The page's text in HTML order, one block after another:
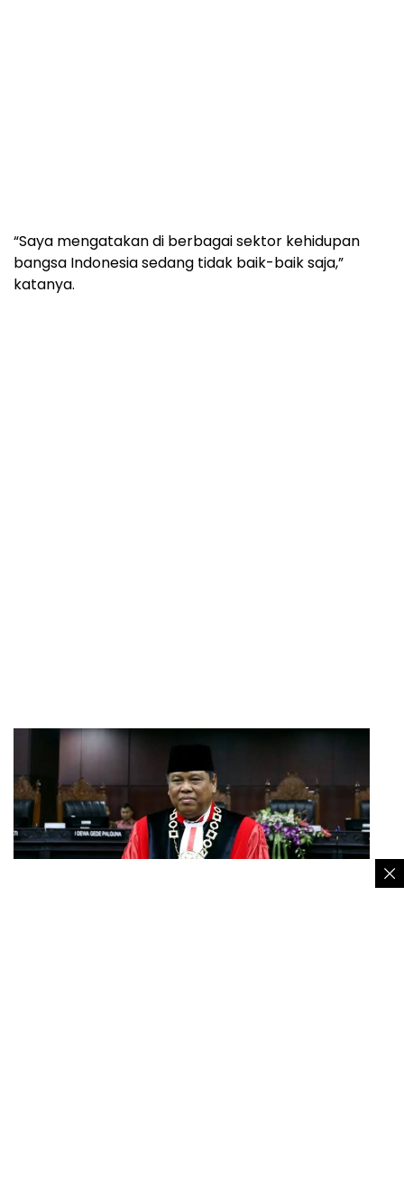
“Saya mengatakan di berbagai sektor kehidupan
bangsa Indonesia sedang tidak baik-baik saja,”
katanya.